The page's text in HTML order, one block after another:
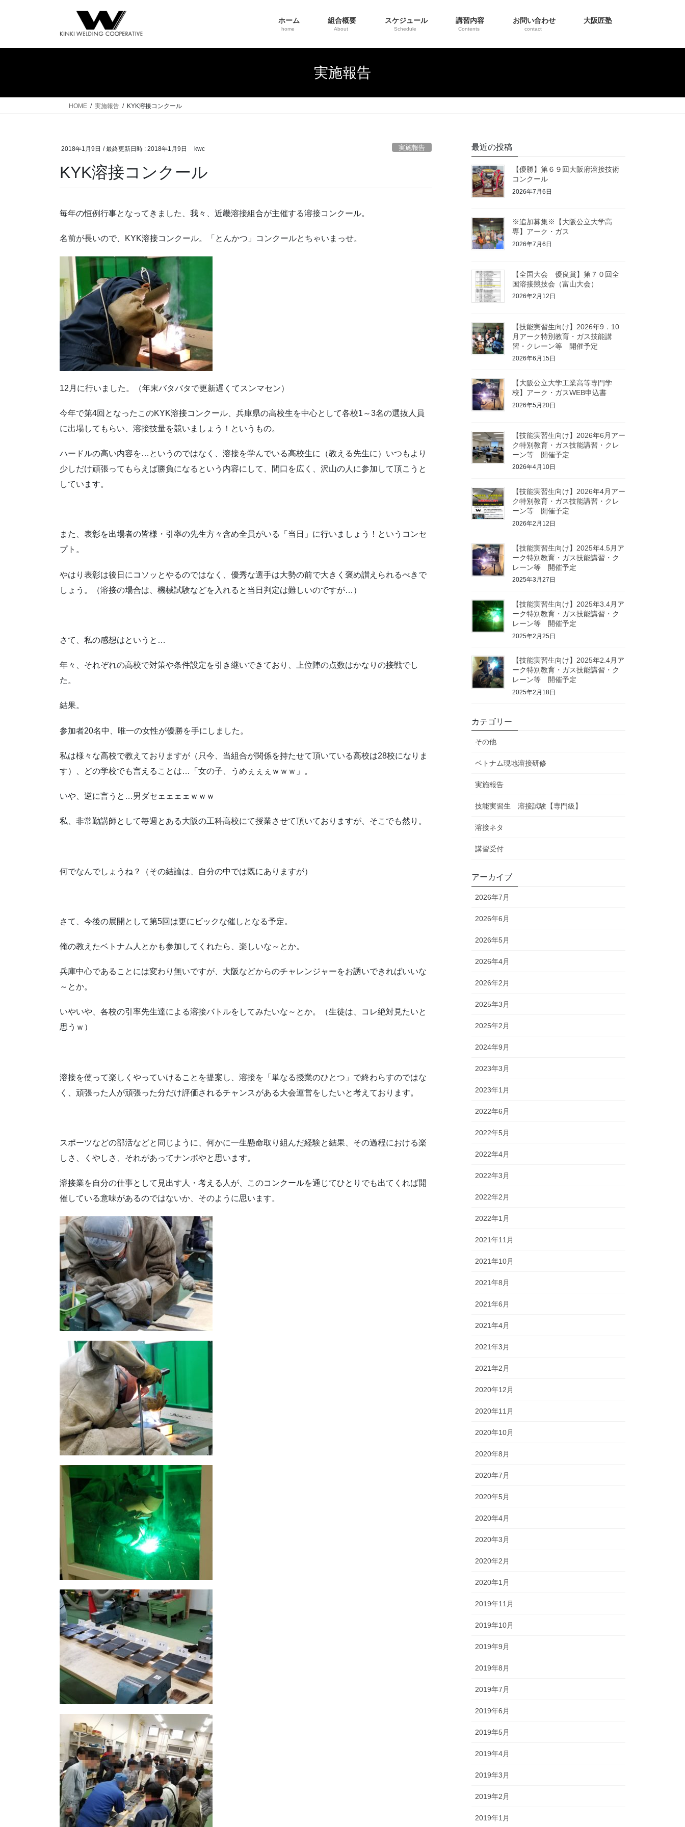
ホーム
home
組合概要
About
スケジュール
Schedule
講習内容
Contents
お問い合わせ
contact
大阪匠塾
実施報告
HOME 実施報告 KYK溶接コンクール
2018年1月9日 / 最終更新日時 : 2018年1月9日 kwc 実施報告
KYK溶接コンクール
毎年の恒例行事となってきました、我々、近畿溶接組合が主催する溶接コンクール。
名前が長いので、KYK溶接コンクール。「とんかつ」コンクールとちゃいまっせ。
12月に行いました。（年末バタバタで更新遅くてスンマセン）
今年で第4回となったこのKYK溶接コンクール、兵庫県の高校生を中心として各校1～3名の選抜人員
に出場してもらい、溶接技量を競いましょう！というもの。
ハードルの高い内容を…というのではなく、溶接を学んでいる高校生に（教える先生に）いつもより
少しだけ頑張ってもらえば勝負になるという内容にして、間口を広く、沢山の人に参加して頂こうと
しています。
また、表彰を出場者の皆様・引率の先生方々含め全員がいる「当日」に行いましょう！というコンセ
プト。
やはり表彰は後日にコソッとやるのではなく、優秀な選手は大勢の前で大きく褒め讃えられるべきで
しょう。（溶接の場合は、機械試験などを入れると当日判定は難しいのですが…）
さて、私の感想はというと…
年々、それぞれの高校で対策や条件設定を引き継いできており、上位陣の点数はかなりの接戦でし
た。
結果。
参加者20名中、唯一の女性が優勝を手にしました。
私は様々な高校で教えておりますが（只今、当組合が関係を持たせて頂いている高校は28校になりま
す）、どの学校でも言えることは…「女の子、うめぇぇぇｗｗｗ」。
いや、逆に言うと…男ダセェェェェｗｗｗ
私、非常勤講師として毎週とある大阪の工科高校にて授業させて頂いておりますが、そこでも然り。
何でなんでしょうね？（その結論は、自分の中では既にありますが）
さて、今後の展開として第5回は更にビックな催しとなる予定。
俺の教えたベトナム人とかも参加してくれたら、楽しいな～とか。
兵庫中心であることには変わり無いですが、大阪などからのチャレンジャーをお誘いできればいいな
～とか。
いやいや、各校の引率先生達による溶接バトルをしてみたいな～とか。（生徒は、コレ絶対見たいと
思うｗ）
溶接を使って楽しくやっていけることを提案し、溶接を「単なる授業のひとつ」で終わらすのではな
く、頑張った人が頑張った分だけ評価されるチャンスがある大会運営をしたいと考えております。
スポーツなどの部活などと同じように、何かに一生懸命取り組んだ経験と結果、その過程における楽
しさ、くやしさ、それがあってナンボやと思います。
溶接業を自分の仕事として見出す人・考える人が、このコンクールを通じてひとりでも出てくれば開
催している意味があるのではないか、そのように思います。
最近の投稿
【優勝】第６９回大阪府溶接技術
コンクール
2026年7月6日
※追加募集※【大阪公立大学高
専】アーク・ガス
2026年7月6日
【全国大会 優良賞】第７０回全
国溶接競技会（富山大会）
2026年2月12日
【技能実習生向け】2026年9．10
月アーク特別教育・ガス技能講
習・クレーン等 開催予定
2026年6月15日
【大阪公立大学工業高等専門学
校】アーク・ガスWEB申込書
2026年5月20日
【技能実習生向け】2026年6月アー
ク特別教育・ガス技能講習・クレ
ーン等 開催予定
2026年4月10日
【技能実習生向け】2026年4月アー
ク特別教育・ガス技能講習・クレ
ーン等 開催予定
2026年2月12日
【技能実習生向け】2025年4.5月ア
ーク特別教育・ガス技能講習・ク
レーン等 開催予定
2025年3月27日
【技能実習生向け】2025年3.4月ア
ーク特別教育・ガス技能講習・ク
レーン等 開催予定
2025年2月25日
【技能実習生向け】2025年2.4月ア
ーク特別教育・ガス技能講習・ク
レーン等 開催予定
2025年2月18日
カテゴリー
その他
ベトナム現地溶接研修
実施報告
技能実習生 溶接試験【専門級】
溶接ネタ
講習受付
アーカイブ
2026年7月
2026年6月
2026年5月
2026年4月
2026年2月
2025年3月
2025年2月
2024年9月
2023年3月
2023年1月
2022年6月
2022年5月
2022年4月
2022年3月
2022年2月
2022年1月
2021年11月
2021年10月
2021年8月
2021年6月
2021年4月
2021年3月
2021年2月
2020年12月
2020年11月
2020年10月
2020年8月
2020年7月
2020年5月
2020年4月
2020年3月
2020年2月
2020年1月
2019年11月
2019年10月
2019年9月
2019年8月
2019年7月
2019年6月
2019年5月
2019年4月
2019年3月
2019年2月
2019年1月